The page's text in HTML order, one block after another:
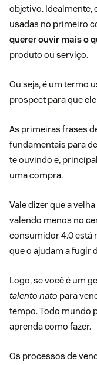
objetivo. Idealmente,
usadas no primeiro
querer ouvir mais o
produto ou serviço.
Ou seja, é um termo
prospect para que
As primeiras frases
fundamentais para
te ouvindo e,
uma compra.
Vale dizer que a velha
valendo menos no
consumidor 4.0 está
que o ajudam a fugir
Logo, se você é um
talento nato para
tempo. Todo mundo
aprenda como fazer.
Os processos de